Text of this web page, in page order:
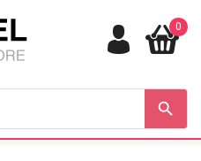
0
